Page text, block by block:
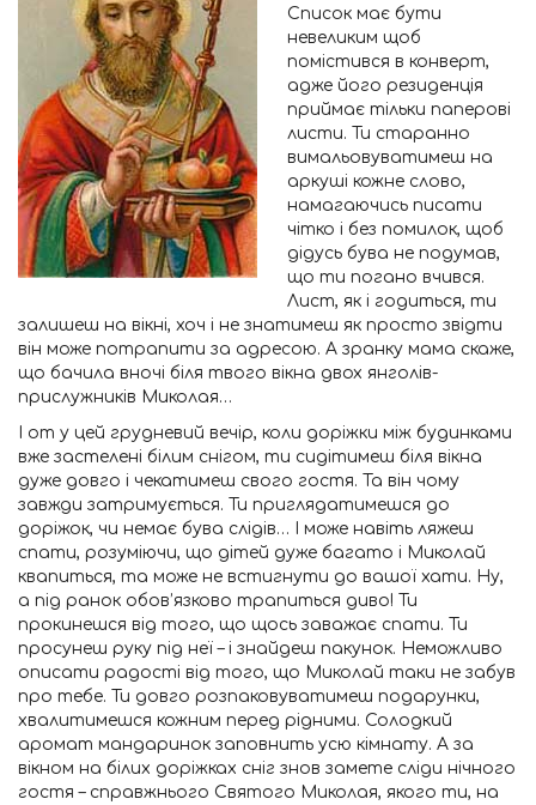
Список має бути
невеликим щоб
помістився в конверт,
адже його резиденція
приймає тільки паперові
листи. Ти старанно
вимальовуватимеш на
аркуші кожне слово,
намагаючись писати
чітко і без помилок, щоб
дідусь бува не подумав,
що ти погано вчився.
Лист, як і годиться, ти
залишеш на вікні, хоч і не знатимеш як просто звідти
він може потрапити за адресою. А зранку мама скаже,
що бачила вночі біля твого вікна двох янголів-
прислужників Миколая…
І от у цей грудневий вечір, коли доріжки між будинками
вже застелені білим снігом, ти сидітимеш біля вікна
дуже довго і чекатимеш свого гостя. Та він чому
завжди затримується. Ти приглядатимешся до
доріжок, чи немає бува слідів… І може навіть ляжеш
спати, розуміючи, що дітей дуже багато і Миколай
квапиться, та може не встигнути до вашої хати. Ну,
а під ранок обов’язково трапиться диво! Ти
прокинешся від того, що щось заважає спати. Ти
просунеш руку під неї – і знайдеш пакунок. Неможливо
описати радості від того, що Миколай таки не забув
про тебе. Ти довго розпаковуватимеш подарунки,
хвалитимешся кожним перед рідними. Солодкий
аромат мандаринок заповнить усю кімнату. А за
вікном на білих доріжках сніг знов замете сліди нічного
гостя – справжнього Святого Миколая, якого ти, на